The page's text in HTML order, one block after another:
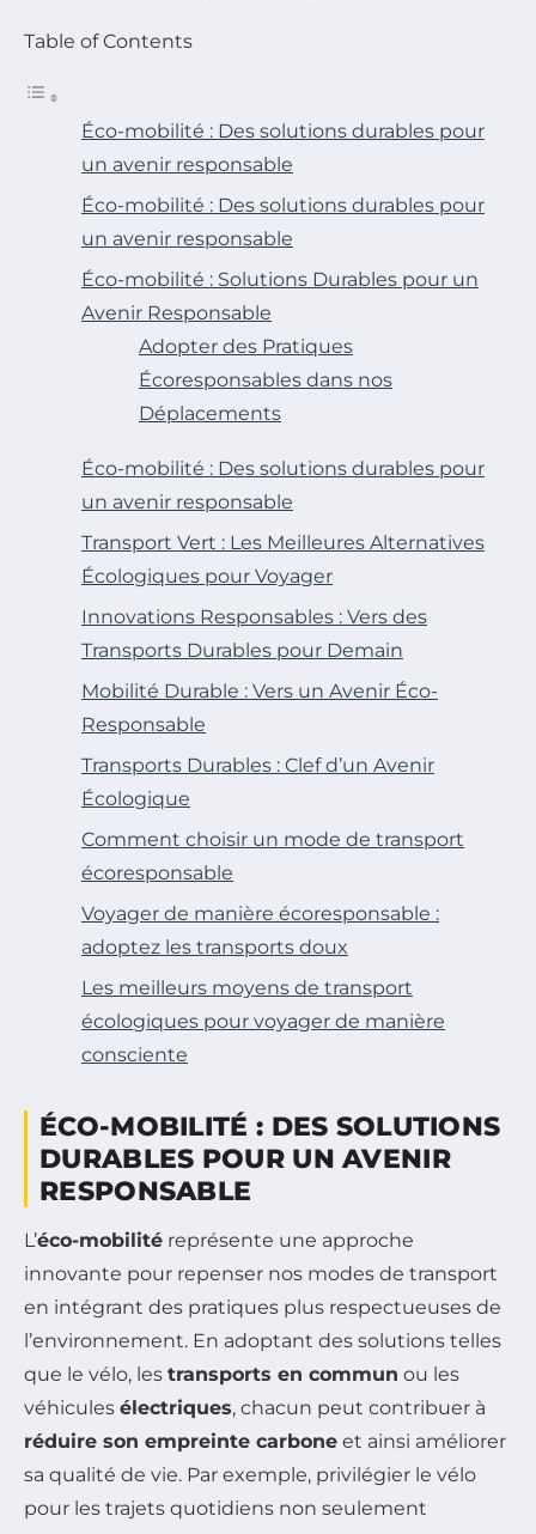
Table of Contents
Éco-mobilité : Des solutions durables pour
un avenir responsable
Éco-mobilité : Des solutions durables pour
un avenir responsable
Éco-mobilité : Solutions Durables pour un
Avenir Responsable
Adopter des Pratiques
Écoresponsables dans nos
Déplacements
Éco-mobilité : Des solutions durables pour
un avenir responsable
Transport Vert : Les Meilleures Alternatives
Écologiques pour Voyager
Innovations Responsables : Vers des
Transports Durables pour Demain
Mobilité Durable : Vers un Avenir Éco-
Responsable
Transports Durables : Clef d’un Avenir
Écologique
Comment choisir un mode de transport
écoresponsable
Voyager de manière écoresponsable :
adoptez les transports doux
Les meilleurs moyens de transport
écologiques pour voyager de manière
consciente
ÉCO-MOBILITÉ : DES SOLUTIONS
DURABLES POUR UN AVENIR
RESPONSABLE
L’éco-mobilité représente une approche
innovante pour repenser nos modes de transport
en intégrant des pratiques plus respectueuses de
l’environnement. En adoptant des solutions telles
que le vélo, les transports en commun ou les
véhicules électriques, chacun peut contribuer à
réduire son empreinte carbone et ainsi améliorer
sa qualité de vie. Par exemple, privilégier le vélo
pour les trajets quotidiens non seulement